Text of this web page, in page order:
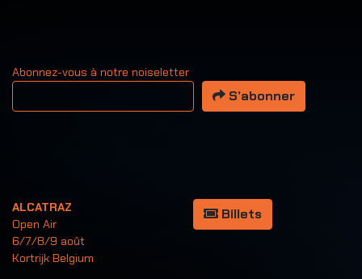
Abonnez-vous à notre noiseletter
Votre adresse email
S’abonner
ALCATRAZ
Open Air
6/7/8/9 août
Kortrijk Belgium
Billets